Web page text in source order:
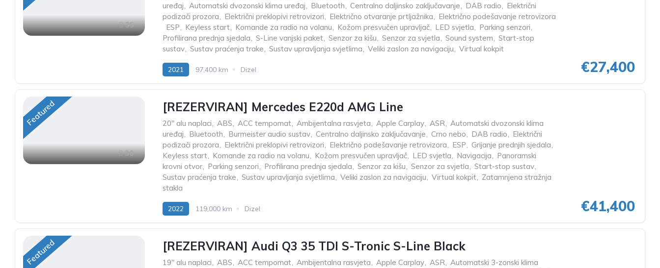
35
uređaj, Automatski dvozonski klima uređaj, Bluetooth, Centralno daljinsko zaključavanje, DAB radio, Električni
podizači prozora, Električni preklopivi retrovizori, Električno otvaranje prtljažnika, Električno podešavanje retrovizora
ESP, Keyless start, Komande za radio na volanu, Kožom presvučen upravljač, LED svjetla, Parking senzori,
Profilirana prednja sjedala, S-Line vanjski paket, Senzor za kišu, Senzor za svjetla, Sound system, Start-stop
sustav, Sustav praćenja trake, Sustav upravljanja svjetlima, Veliki zaslon za navigaciju, Virtual kokpit
2021 97,400 km Dizel €27,400
Featured
30
[REZERVIRAN] Mercedes E220d AMG Line
20" alu naplaci, ABS, ACC tempomat, Ambijentalna rasvjeta, Apple Carplay, ASR, Automatski dvozonski klima
uređaj, Bluetooth, Burmeister audio sustav, Centralno daljinsko zaključavanje, Crno nebo, DAB radio, Električni
podizači prozora, Električni preklopivi retrovizori, Električno podešavanje retrovizora, ESP, Grijanje prednjih sjedala,
Keyless start, Komande za radio na volanu, Kožom presvučen upravljač, LED svjetla, Navigacija, Panoramski
krovni otvor, Parking senzori, Profilirana prednja sjedala, Senzor za kišu, Senzor za svjetla, Start-stop sustav,
Sustav praćenja trake, Sustav upravljanja svjetlima, Veliki zaslon za navigaciju, Virtual kokpit, Zatamnjena stražnja
stakla
2022 119,000 km Dizel €41,400
Featured [REZERVIRAN] Audi Q3 35 TDI S-Tronic S-Line Black
19" alu naplaci, ABS, ACC tempomat, Ambijentalna rasvjeta, Apple Carplay, ASR, Automatski 3-zonski klima